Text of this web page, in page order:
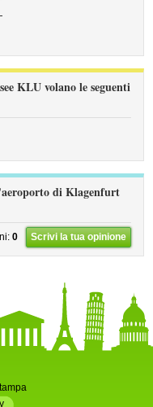
KLU volano le seguenti
di Klagenfurt
0 Scrivi la tua opinione